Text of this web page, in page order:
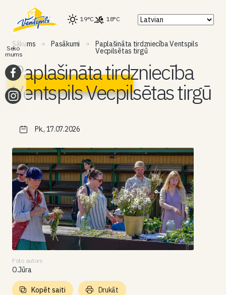
19°C 18°C
Sākums Pasākumi Paplašināta tirdzniecība Ventspils
Vecpilsētas tirgū
Paplašināta tirdzniecība
Ventspils Vecpilsētas tirgū
Pk., 17.07.2026
Foto autors
O.Jūra
Kopēt saiti Drukāt
Seko
mums